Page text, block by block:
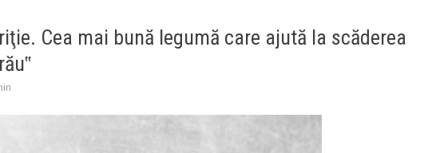
Cea mai bună legumă care ajută la scăderea